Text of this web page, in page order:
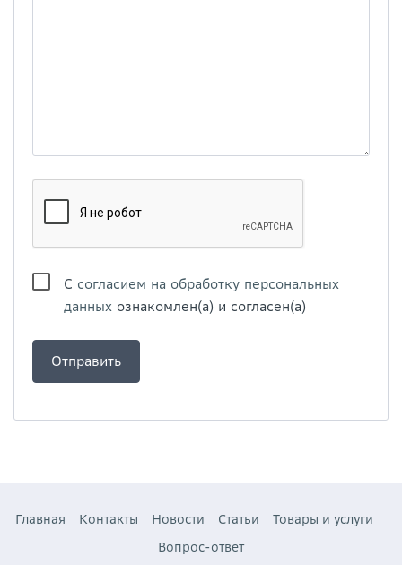
С согласием на обработку персональных
данных ознакомлен(а) и согласен(а)
Главная Контакты Новости Статьи
Товары и услуги
Вопрос-ответ